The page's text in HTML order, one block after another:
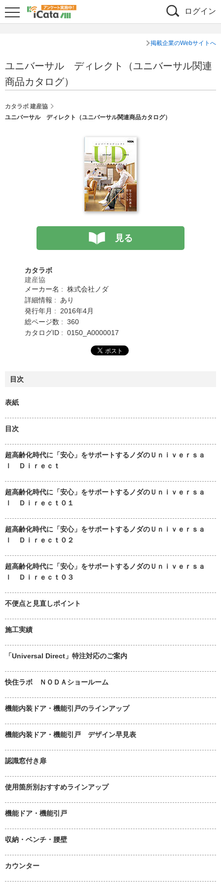
ログイン
掲載企業のWebサイトへ
ユニバーサル ディレクト（ユニバーサル関連
商品カタログ）
カタラボ 建産協
ユニバーサル ディレクト（ユニバーサル関連商品カタログ）
見る
カタラボ
建産協
メーカー名 : 株式会社ノダ
詳細情報 : あり
発行年月 : 2016年4月
総ページ数 : 360
カタログID : 0150_A0000017
目次
表紙
目次
超高齢化時代に「安心」をサポートするノダのＵｎｉｖｅｒｓａ
ｌ Ｄｉｒｅｃｔ
超高齢化時代に「安心」をサポートするノダのＵｎｉｖｅｒｓａ
ｌ Ｄｉｒｅｃｔ０１
超高齢化時代に「安心」をサポートするノダのＵｎｉｖｅｒｓａ
ｌ Ｄｉｒｅｃｔ０２
超高齢化時代に「安心」をサポートするノダのＵｎｉｖｅｒｓａ
ｌ Ｄｉｒｅｃｔ０３
不便点と見直しポイント
施工実績
「Universal Direct」特注対応のご案内
快住ラボ ＮＯＤＡショールーム
機能内装ドア・機能引戸のラインアップ
機能内装ドア・機能引戸 デザイン早見表
認識窓付き扉
使用箇所別おすすめラインアップ
機能ドア・機能引戸
収納・ベンチ・腰壁
カウンター